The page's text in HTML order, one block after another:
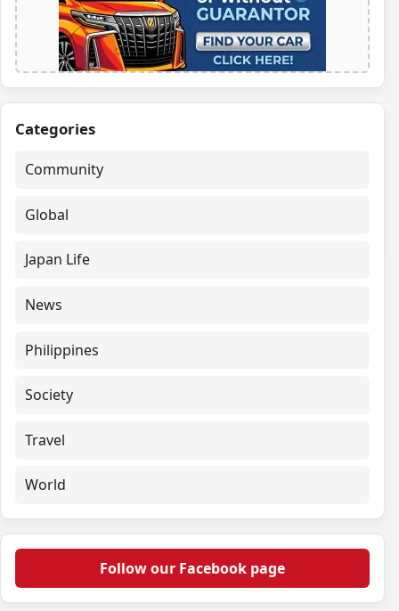
Categories
Community
Global
Japan Life
News
Philippines
Society
Travel
World
Follow our Facebook page